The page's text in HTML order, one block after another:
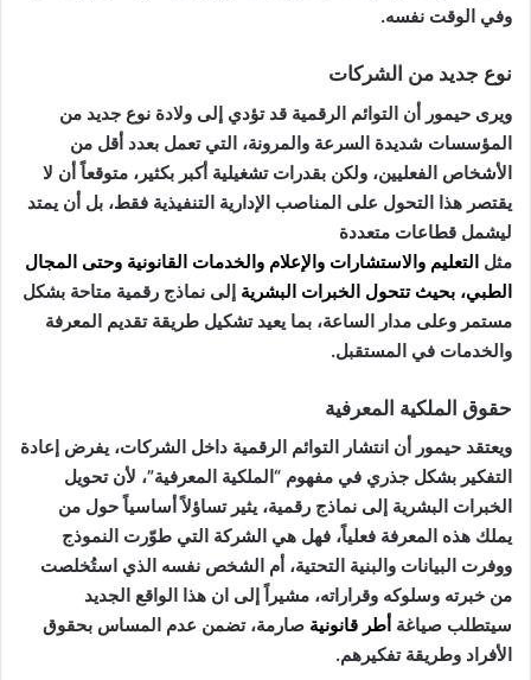
وفي الوقت نفسه.
نوع جديد من الشركات
ويرى حيمور أن التوائم الرقمية قد تؤدي إلى ولادة نوع جديد من
المؤسسات شديدة السرعة والمرونة، التي تعمل بعدد أقل من
الأشخاص الفعليين، ولكن بقدرات تشغيلية أكبر بكثير، متوقعاً أن لا
يقتصر هذا التحول على المناصب الإدارية التنفيذية فقط، بل أن يمتد
ليشمل قطاعات متعددة
مثل التعليم والاستشارات والإعلام والخدمات القانونية وحتى المجال
الطبي، بحيث تتحول الخبرات البشرية إلى نماذج رقمية متاحة بشكل
مستمر وعلى مدار الساعة، بما يعيد تشكيل طريقة تقديم المعرفة
والخدمات في المستقبل.
حقوق الملكية المعرفية
ويعتقد حيمور أن انتشار التوائم الرقمية داخل الشركات، يفرض إعادة
التفكير بشكل جذري في مفهوم “الملكية المعرفية”، لأن تحويل
الخبرات البشرية إلى نماذج رقمية، يثير تساؤلاً أساسياً حول من
يملك هذه المعرفة فعلياً، فهل هي الشركة التي طوّرت النموذج
ووفرت البيانات والبنية التحتية، أم الشخص نفسه الذي استُخلصت
من خبرته وسلوكه وقراراته، مشيراً إلى ان هذا الواقع الجديد
سيتطلب صياغة أطر قانونية صارمة، تضمن عدم المساس بحقوق
الأفراد وطريقة تفكيرهم.